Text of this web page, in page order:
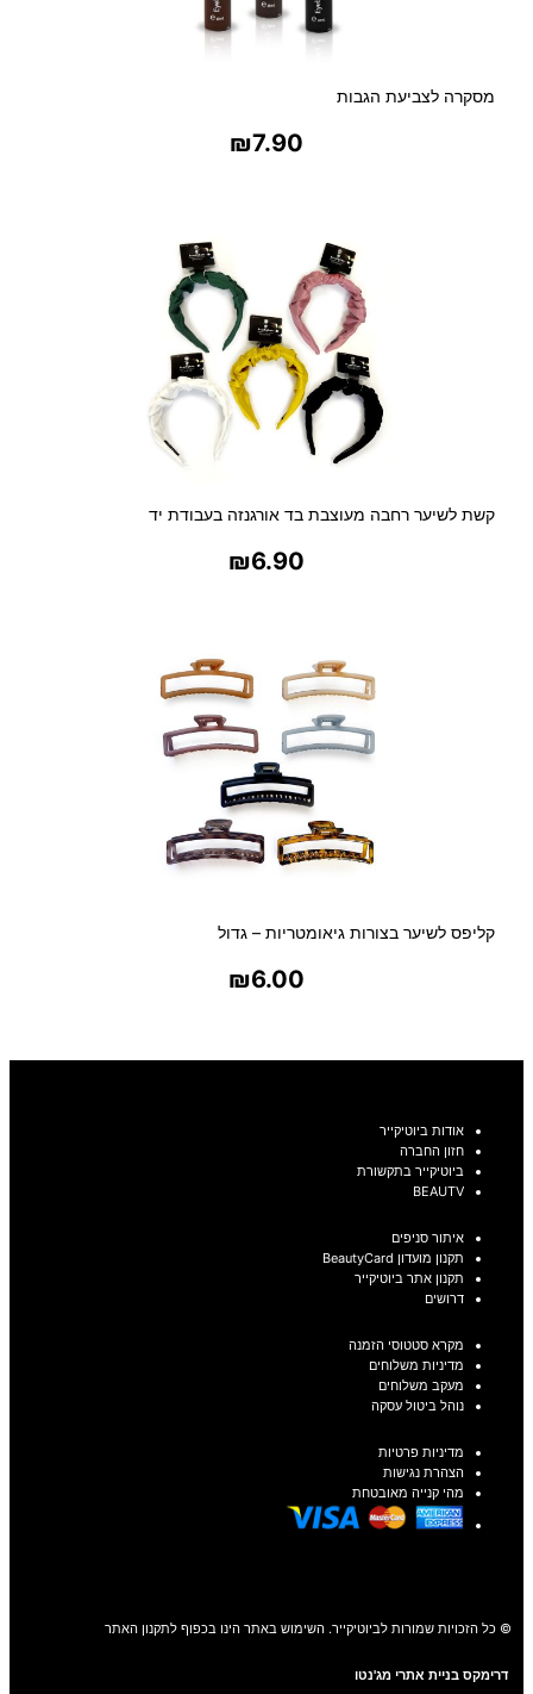
מסקרה לצביעת הגבות
₪7.90
קשת לשיער רחבה מעוצבת בד אורגנזה בעבודת יד
₪6.90
קליפס לשיער בצורות גיאומטריות – גדול
₪6.00
אודות ביוטיקייר
חזון החברה
ביוטיקייר בתקשורת
BEAUTV
איתור סניפים
תקנון מועדון BeautyCard
תקנון אתר ביוטיקייר
דרושים
מקרא סטטוסי הזמנה
מדיניות משלוחים
מעקב משלוחים
נוהל ביטול עסקה
מדיניות פרטיות
הצהרת נגישות
מהי קנייה מאובטחת
© כל הזכויות שמורות לביוטיקייר. השימוש באתר הינו בכפוף לתקנון האתר
דרימקס בניית אתרי מג'נטו